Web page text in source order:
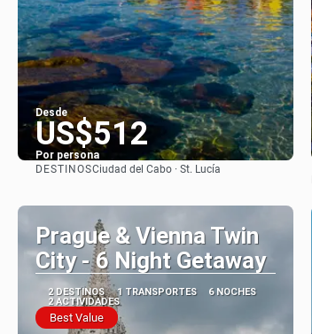
Desde
US$512
Por persona
DESTINOSCiudad del Cabo · St. Lucía
Prague & Vienna Twin
City - 6 Night Getaway
2 DESTINOS 1 TRANSPORTES
6 NOCHES
2 ACTIVIDADES
Best Value